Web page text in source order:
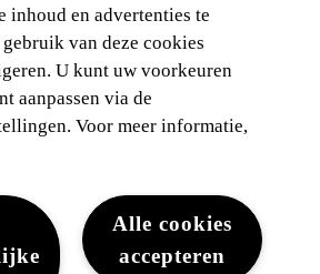
inhoud en advertenties te
van deze cookies
U kunt uw voorkeuren
aanpassen via de
Voor meer informatie,
Alle cookies
accepteren